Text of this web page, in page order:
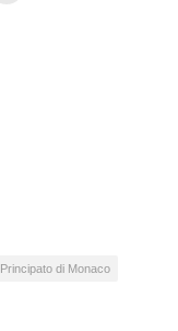
Principato di Monaco